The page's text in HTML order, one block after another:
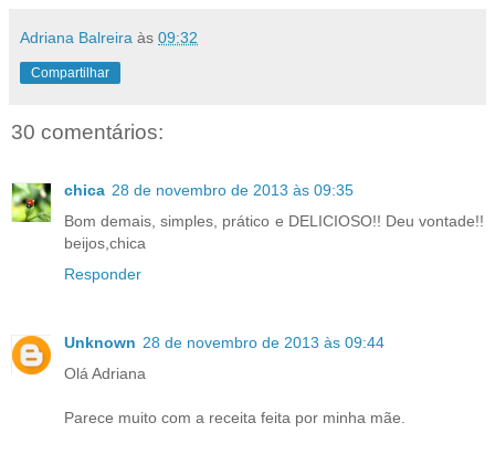
Adriana Balreira às 09:32
Compartilhar
30 comentários:
chica 28 de novembro de 2013 às 09:35
Bom demais, simples, prático e DELICIOSO!! Deu vontade!!
beijos,chica
Responder
Unknown 28 de novembro de 2013 às 09:44
Olá Adriana
Parece muito com a receita feita por minha mãe.